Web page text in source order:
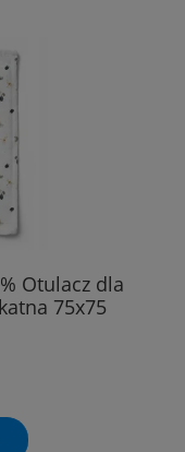
Otulacz dla
75x75